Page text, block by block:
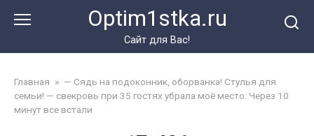
Optim1stka.ru
Сайт для Вас!
Главная » — Сядь на подоконник, оборванка! Стулья для
семьи! — свекровь при 35 гостях убрала моё место. Через 10
минут все встали